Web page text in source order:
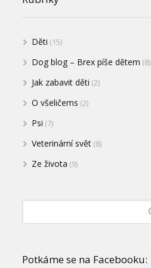
Děti (15)
Dog blog – Brex píše dětem (8)
Jak zabavit děti (2)
O všeličems (2)
Psi (7)
Veterinární svět(8)
Ze života (9)
Potkáme se na Facebooku: